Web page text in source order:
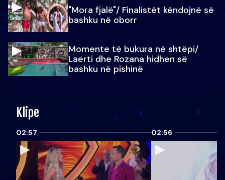
"Mora fjalë"/ Finalistët këndojnë së
bashku në oborr
Momente të bukura në shtëpi/
Laerti dhe Rozana hidhen së
bashku në pishinë
Klipe
02:57 02:56